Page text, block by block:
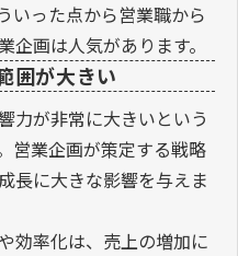
いった点から営業職から
企画は人気があります。
囲が大きい
力が非常に大きいという
営業企画が策定する戦略
長に大きな影響を与えま
効率化は、売上の増加に